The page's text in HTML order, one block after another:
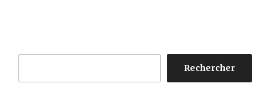
Rechercher